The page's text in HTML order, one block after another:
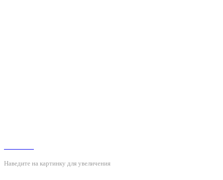
Наведите на картинку для увеличения